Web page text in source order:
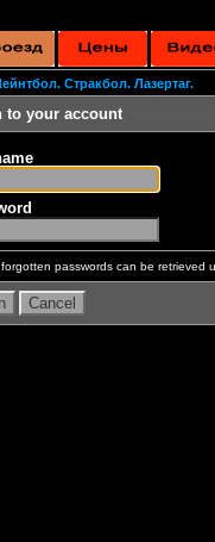
Стракбол. Лазертаг.
to your account
passwords can be retrieved